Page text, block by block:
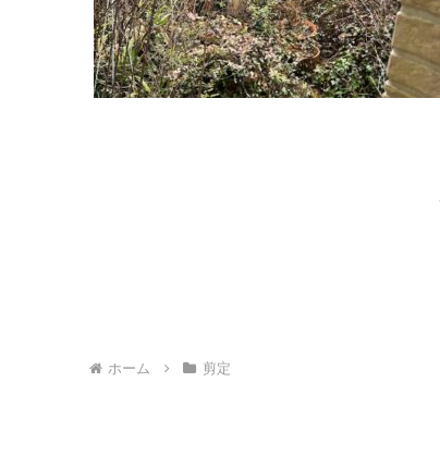
ホーム 剪定